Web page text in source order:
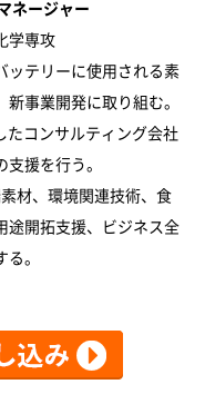
ネージャー
学専攻
ッテリーに使用される素
事業開発に取り組む。
たコンサルティング会社
援を行う。
材、環境関連技術、食
途開拓支援、ビジネス全
。